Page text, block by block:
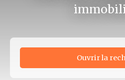
Acheter Louer
Ouvrir la